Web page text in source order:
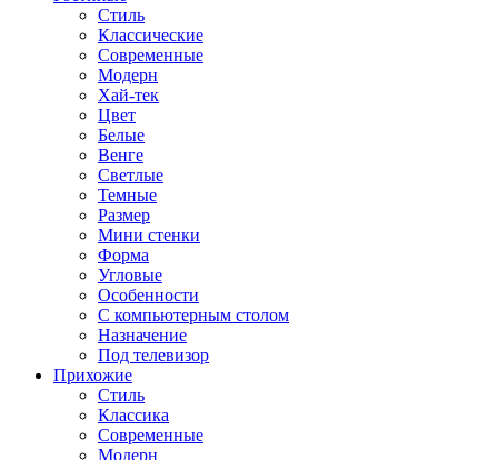
Стиль
Классические
Современные
Модерн
Хай-тек
Цвет
Белые
Венге
Светлые
Темные
Размер
Мини стенки
Форма
Угловые
Особенности
С компьютерным столом
Назначение
Под телевизор
Прихожие
Стиль
Классика
Современные
Модерн